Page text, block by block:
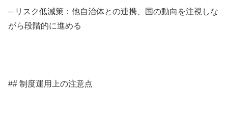
– リスク低減策：他自治体との連携、国の動向を注視しな
がら段階的に進める
## 制度運用上の注意点